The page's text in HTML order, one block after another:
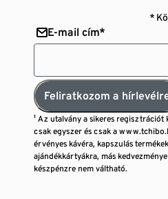
*
E-mail cím*
Feliratkozom a
¹ Az utalvány a sikeres regisztrációt
csak egyszer és csak a
érvényes kávéra, kapszulás
ajándékkártyákra, más
készpénzre nem váltható.